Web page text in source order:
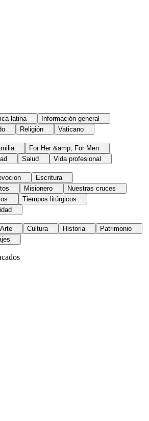
latina
Información general
Religión Vaticano
For Her &amp; For Men
Salud Vida profesional
Escritura
Misionero
Nuestras cruces
Tiempos litúrgicos
Arte Cultura Historia
Patrimonio